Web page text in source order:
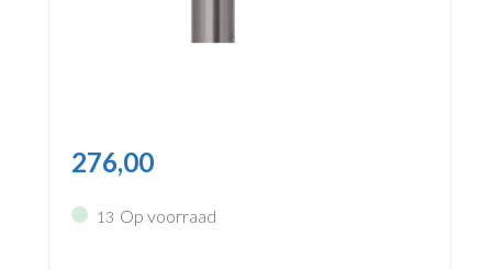
276,00
13 Op voorraad